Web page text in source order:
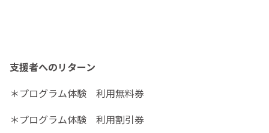
支援者へのリターン
＊プログラム体験 利用無料券
＊プログラム体験 利用割引券